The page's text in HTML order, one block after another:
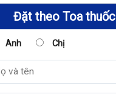
Đặt theo Toa thuốc
Anh Chị